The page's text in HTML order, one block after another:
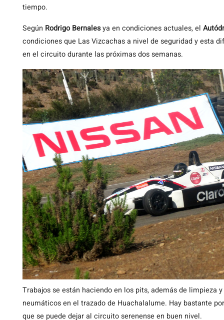
tiempo.
Según Rodrigo Bernalesya en condiciones actuales, el
condiciones que Las Vizcachas a nivel de seguridad y esta
en el circuito durante las próximas dos semanas.
Trabajos se están haciendo en los pits, además de limpieza
neumáticos en el trazado de Huachalalume. Hay bastante
que se puede dejar al circuito serenense en buen nivel.